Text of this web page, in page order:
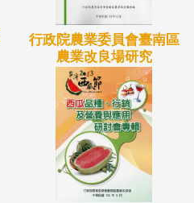
行政院農業委員會臺南區
農業改良場研究